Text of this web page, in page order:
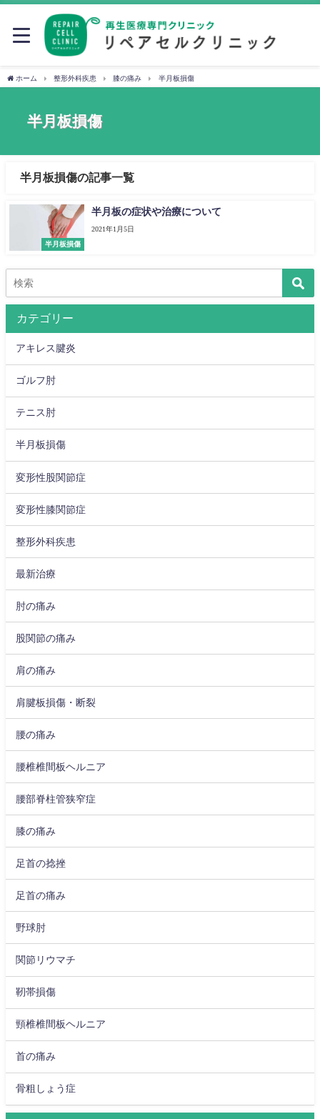
ホーム 整形外科疾患 膝の痛み 半月板損傷
半月板損傷
半月板損傷の記事一覧
半月板損傷
半月板の症状や治療について
2021年1月5日
カテゴリー
アキレス腱炎
ゴルフ肘
テニス肘
半月板損傷
変形性股関節症
変形性膝関節症
整形外科疾患
最新治療
肘の痛み
股関節の痛み
肩の痛み
肩腱板損傷・断裂
腰の痛み
腰椎椎間板ヘルニア
腰部脊柱管狭窄症
膝の痛み
足首の捻挫
足首の痛み
野球肘
関節リウマチ
靭帯損傷
頸椎椎間板ヘルニア
首の痛み
骨粗しょう症